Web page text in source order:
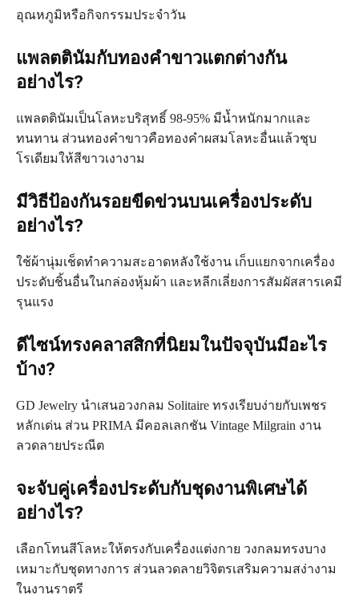
อุณหภูมิหรือกิจกรรมประจำวัน
แพลตตินัมกับทองคำขาวแตกต่างกัน
อย่างไร?
แพลตตินัมเป็นโลหะบริสุทธิ์ 98-95% มีน้ำหนักมากและ
ทนทาน ส่วนทองคำขาวคือทองคำผสมโลหะอื่นแล้วชุบ
โรเดียมให้สีขาวเงางาม
มีวิธีป้องกันรอยขีดข่วนบนเครื่องประดับ
อย่างไร?
ใช้ผ้านุ่มเช็ดทำความสะอาดหลังใช้งาน เก็บแยกจากเครื่อง
ประดับชิ้นอื่นในกล่องหุ้มผ้า และหลีกเลี่ยงการสัมผัสสารเคมี
รุนแรง
ดีไซน์ทรงคลาสสิกที่นิยมในปัจจุบันมีอะไร
บ้าง?
GD Jewelry นำเสนอวงกลม Solitaire ทรงเรียบง่ายกับเพชร
หลักเด่น ส่วน PRIMA มีคอลเลกชัน Vintage Milgrain งาน
ลวดลายประณีต
จะจับคู่เครื่องประดับกับชุดงานพิเศษได้
อย่างไร?
เลือกโทนสีโลหะให้ตรงกับเครื่องแต่งกาย วงกลมทรงบาง
เหมาะกับชุดทางการ ส่วนลวดลายวิจิตรเสริมความสง่างาม
ในงานราตรี